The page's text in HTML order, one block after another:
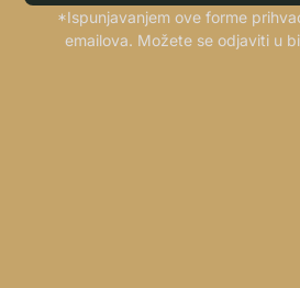
*Ispunjavanjem ove forme
emailova. Možete se odjaviti u